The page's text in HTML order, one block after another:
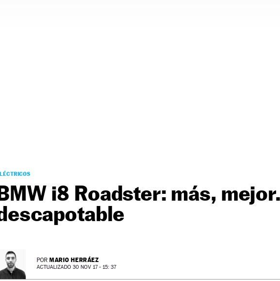
i8 Roadster: más,
POR MARIO HERRÁEZ
ACTUALIZADO 30 NOV 17 - 15: 37